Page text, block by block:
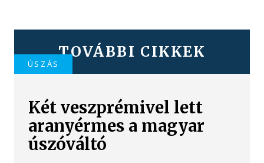
TOVÁBBI CIKKEK
ÚSZÁS
Két veszprémivel lett
aranyérmes a magyar
úszóváltó